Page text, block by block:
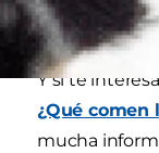
importante
Y si te
¿Qué comen
mucha